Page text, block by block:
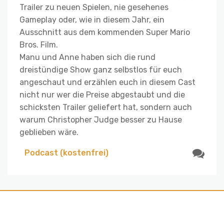
Trailer zu neuen Spielen, nie gesehenes
Gameplay oder, wie in diesem Jahr, ein
Ausschnitt aus dem kommenden Super Mario
Bros. Film.
Manu und Anne haben sich die rund
dreistündige Show ganz selbstlos für euch
angeschaut und erzählen euch in diesem Cast
nicht nur wer die Preise abgestaubt und die
schicksten Trailer geliefert hat, sondern auch
warum Christopher Judge besser zu Hause
geblieben wäre.
Podcast (kostenfrei)